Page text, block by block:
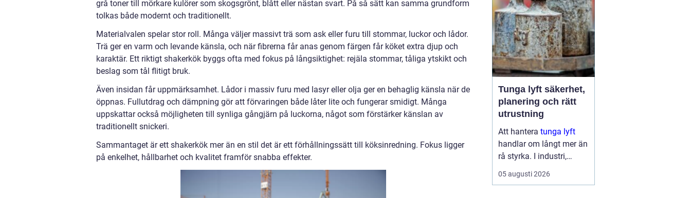
grå toner till mörkare kulörer som skogsgrönt, blått eller nästan svart. På så sätt kan samma grundform
tolkas både modernt och traditionellt.
Materialvalen spelar stor roll. Många väljer massivt trä som ask eller furu till stommar, luckor och lådor.
Trä ger en varm och levande känsla, och när fibrerna får anas genom färgen får köket extra djup och
karaktär. Ett riktigt shakerkök byggs ofta med fokus på långsiktighet: rejäla stommar, tåliga ytskikt och
beslag som tål flitigt bruk.
Även insidan får uppmärksamhet. Lådor i massiv furu med lasyr eller olja ger en behaglig känsla när de
öppnas. Fullutdrag och dämpning gör att förvaringen både låter lite och fungerar smidigt. Många
uppskattar också möjligheten till synliga gångjärn på luckorna, något som förstärker känslan av
traditionellt snickeri.
Sammantaget är ett shakerkök mer än en stil det är ett förhållningssätt till köksinredning. Fokus ligger
på enkelhet, hållbarhet och kvalitet framför snabba effekter.
genomtänkt dränering
vara skillna...
Tunga lyft säkerhet,
planering och rätt
utrustning
Att hantera tunga lyft
handlar om långt mer än
rå styrka. I industri,
byggprojekt och
infrastruktur kan ett
05 augusti 2026